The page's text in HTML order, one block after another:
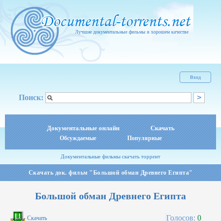
Лучшие документальные фильмы в хорошем качестве
Вход
Поиск:
Документальные онлайн Скачать
Обсуждаемые Популярные
Документальные фильмы скачать торрент
Скачать док. фильм "Большой обман Древнего Египта"
Большой обман Древнего Египта
Скачать Голосов: 0